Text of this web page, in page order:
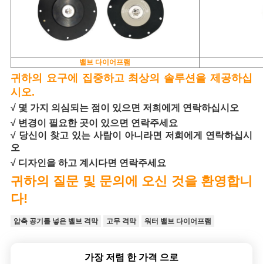
밸브 다이어프램
귀하의 요구에 집중하고 최상의 솔루션을 제공하십
시오.
√ 몇 가지 의심되는 점이 있으면 저희에게 연락하십시오
√ 변경이 필요한 곳이 있으면 연락주세요
√ 당신이 찾고 있는 사람이 아니라면 저희에게 연락하십시
오
√ 디자인을 하고 계시다면 연락주세요
귀하의 질문 및 문의에 오신 것을 환영합니
다!
압축 공기를 넣은 벨브 격막 고무 격막 워터 밸브 다이어프램
가장 저렴 한 가격 으로